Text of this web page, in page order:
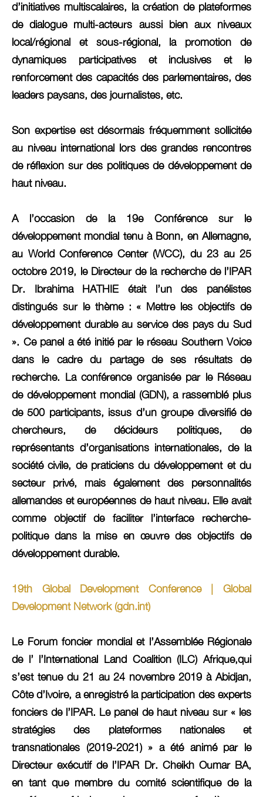
d’initiatives multiscalaires, la création de plateformes
de dialogue multi-acteurs aussi bien aux niveaux
local/régional et sous-régional, la promotion de
dynamiques participatives et inclusives et le
renforcement des capacités des parlementaires, des
leaders paysans, des journalistes, etc.
Son expertise est désormais fréquemment sollicitée
au niveau international lors des grandes rencontres
de réflexion sur des politiques de développement de
haut niveau.
A l’occasion de la 19e Conférence sur le
développement mondial tenu à Bonn, en Allemagne,
au World Conference Center (WCC), du 23 au 25
octobre 2019, le Directeur de la recherche de l’IPAR
Dr. Ibrahima HATHIE était l’un des panélistes
distingués sur le thème : « Mettre les objectifs de
développement durable au service des pays du Sud
». Ce panel a été initié par le réseau Southern Voice
dans le cadre du partage de ses résultats de
recherche. La conférence organisée par le Réseau
de développement mondial (GDN), a rassemblé plus
de 500 participants, issus d’un groupe diversifié de
chercheurs, de décideurs politiques, de
représentants d’organisations internationales, de la
société civile, de praticiens du développement et du
secteur privé, mais également des personnalités
allemandes et européennes de haut niveau. Elle avait
comme objectif de faciliter l’interface recherche-
politique dans la mise en œuvre des objectifs de
développement durable.
19th Global Development Conference | Global
Development Network (gdn.int)
Le Forum foncier mondial et l’Assemblée Régionale
de l’ l’International Land Coalition (ILC) Afrique,qui
s’est tenue du 21 au 24 novembre 2019 à Abidjan,
Côte d’Ivoire, a enregistré la participation des experts
fonciers de l’IPAR. Le panel de haut niveau sur « les
stratégies des plateformes nationales et
transnationales (2019-2021) » a été animé par le
Directeur exécutif de l’IPAR Dr. Cheikh Oumar BA,
en tant que membre du comité scientifique de la